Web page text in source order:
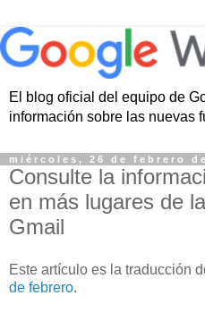
El blog oficial del equipo de
información sobre las nuevas
miércoles, 26 de febrero
Consulte la
en más lugares de
Gmail
Este artículo es la traducción
de febrero.